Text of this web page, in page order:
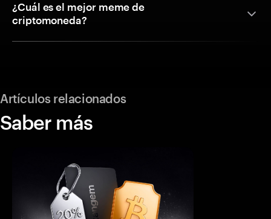
¿Cuál es el mejor meme de
criptomoneda?
Artículos relacionados
Saber más